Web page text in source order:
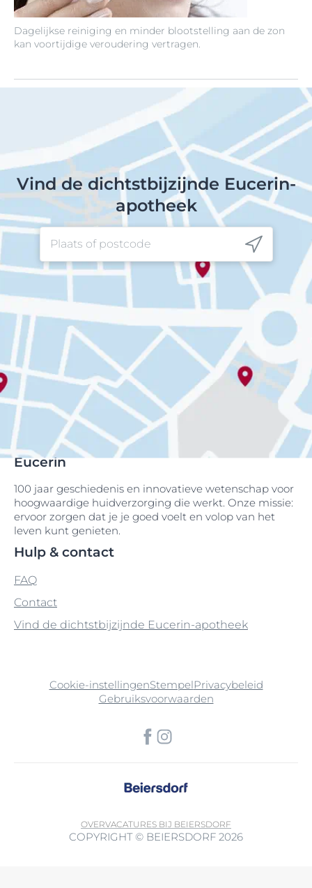
Dagelijkse reiniging en minder blootstelling aan de zon
kan voortijdige veroudering vertragen.
Vind de dichtstbijzijnde Eucerin-
apotheek
Eucerin
100 jaar geschiedenis en innovatieve wetenschap voor
hoogwaardige huidverzorging die werkt. Onze missie:
ervoor zorgen dat je je goed voelt en volop van het
leven kunt genieten.
Hulp & contact
FAQ
Contact
Vind de dichtstbijzijnde Eucerin-apotheek
Cookie-instellingenStempelPrivacybeleid
Gebruiksvoorwaarden
OVERVACATURES BIJ BEIERSDORF
COPYRIGHT © BEIERSDORF 2026